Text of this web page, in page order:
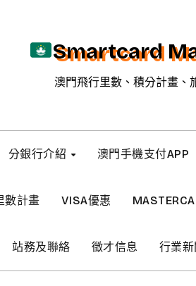
Smartcard
澳門飛行里數、積分計畫、
分銀行介紹 澳門手機支付APP
數計畫 VISA優惠
站務及聯絡 徵才信息 行業新